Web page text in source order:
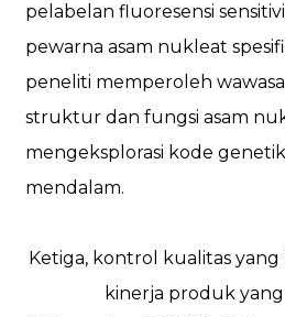
pelabelan fluoresensi
pewarna asam nukleat
peneliti memperoleh
struktur dan fungsi asam
mengeksplorasi kode
mendalam.
Ketiga, kontrol kualitas
kinerja produk